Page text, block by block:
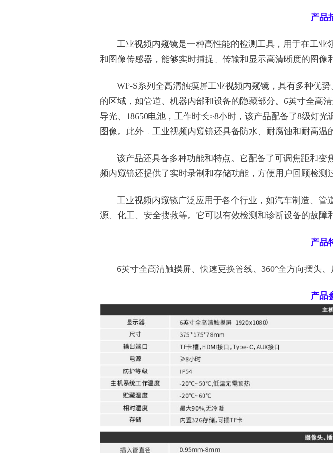
产品
工业视频内窥镜是一种高性能的检测工具，用于在工业
和图像传感器，能够实时捕捉、传输和显示高清晰度的图像
WP-S系列全高清触摸屏工业视频内窥镜，具有多种优势
的区域，如管道、机器内部和设备的隐藏部分。6英寸全高
导光、18650电池，工作时长≥8小时，该产品配备了8级灯
图像。此外，工业视频内窥镜还具备防水、耐腐蚀和耐高温
该产品还具备多种功能和特点。它配备了可调焦距和变
频内窥镜还提供了实时录制和存储功能，方便用户回顾检测
工业视频内窥镜广泛应用于各个行业，如汽车制造、管
源、化工、安全搜救等。它可以有效检测和诊断设备的故障
产品
6英寸全高清触摸屏、快速更换管线、360°全方向摆头、
产品